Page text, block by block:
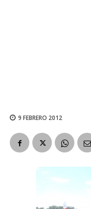
9 FEBRERO 2012